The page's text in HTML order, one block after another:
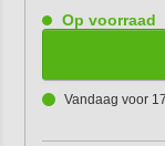
Op voorraad
Vandaag voor